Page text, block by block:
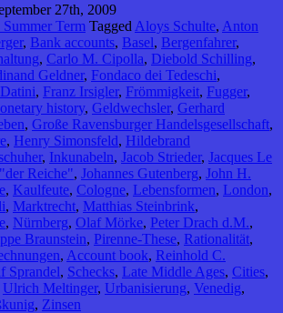
27th, 2009
Summer Term Tagged Aloys Schulte, Anton
, Bank accounts, Basel, Bergenfahrer,
, Carlo M. Cipolla, Diebold Schilling,
Geldner, Fondaco dei Tedeschi,
, Franz Irsigler, Frömmigkeit, Fugger,
history, Geldwechsler, Gerhard
, Große Ravensburger Handelsgesellschaft,
, Henry Simonsfeld, Hildebrand
, Inkunabeln, Jacob Strieder, Jacques Le
Reiche", Johannes Gutenberg, John H.
, Kaulfeute, Cologne, Lebensformen, London,
, Marktrecht, Matthias Steinbrink,
, Nürnberg, Olaf Mörke, Peter Drach d.M.,
Braunstein, Pirenne-These, Rationalität,
, Account book, Reinhold C.
Sprandel, Schecks, Late Middle Ages, Cities,
Ulrich Meltinger, Urbanisierung, Venedig,
, Zinsen